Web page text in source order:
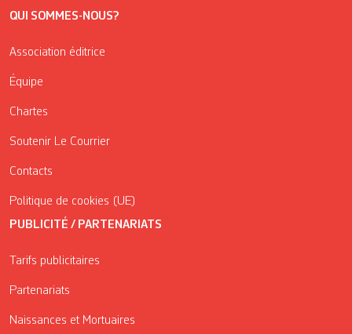
QUI SOMMES-NOUS?
Association éditrice
Équipe
Chartes
Soutenir Le Courrier
Contacts
Politique de cookies (UE)
PUBLICITÉ / PARTENARIATS
Tarifs publicitaires
Partenariats
Naissances et Mortuaires